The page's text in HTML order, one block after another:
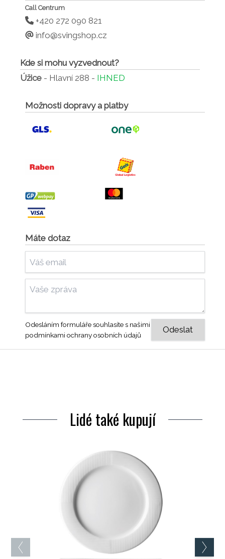
Call Centrum
+420 272 090 821
info@svingshop.cz
Kde si mohu vyzvednout?
Úžice - Hlavní 288 - IHNED
Možnosti dopravy a platby
Máte dotaz
Odesláním formuláře souhlasíte s našimi
podmínkami ochrany osobních údajů
Lidé také kupují